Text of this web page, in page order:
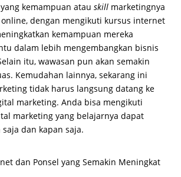
kemampuan atauskill marketingnya
dengan mengikuti kursus internet
kemampuan mereka
dalam lebih mengembangkan bisnis
itu, wawasan pun akan semakin
Kemudahan lainnya, sekarang ini
tidak harus langsung datang ke
marketing. Anda bisa mengikuti
marketing yang belajarnya dapat
dan kapan saja.
dan Ponsel yang Semakin Meningkat